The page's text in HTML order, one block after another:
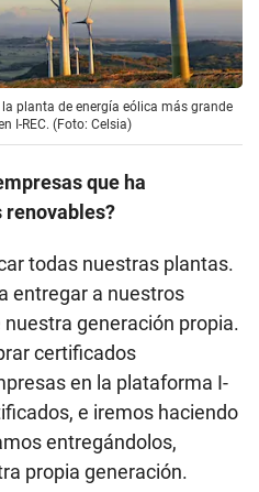
planta de energía eólica más grande
I-REC. (Foto: Celsia)
que ha
todas nuestras plantas.
entregar a nuestros
generación propia.
certificados
en la plataforma I-
e iremos haciendo
entregándolos,
propia generación.